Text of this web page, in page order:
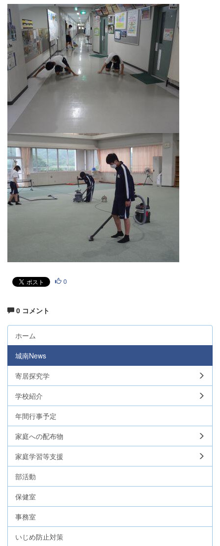
0
0 コメント
ホーム
城南News
寄居探究学
学校紹介
年間行事予定
家庭への配布物
家庭学習等支援
部活動
保健室
事務室
いじめ防止対策